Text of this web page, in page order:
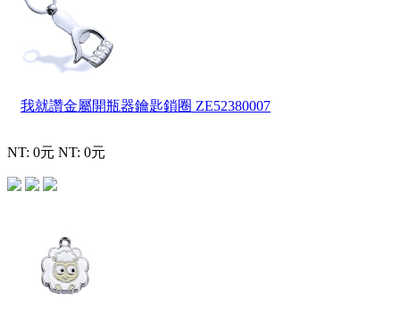
我就讚金屬開瓶器鑰匙鎖圈 ZE52380007
NT: 0元 NT: 0元